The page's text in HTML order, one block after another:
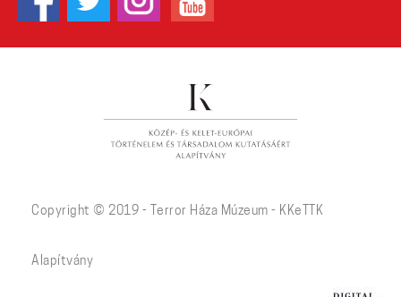
Copyright © 2019 - Terror Háza Múzeum - KKeTTK
Alapítvány